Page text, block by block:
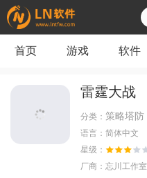
首页 游戏 软件
雷霆大战
分类： 策略塔防
语言： 简体中文
星级：
厂商： 忘川工作室